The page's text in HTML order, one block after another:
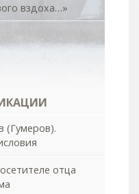
вздоха…»
(Гумеров).
отца